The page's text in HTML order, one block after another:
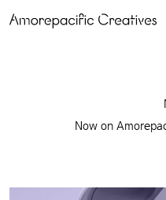
Now on